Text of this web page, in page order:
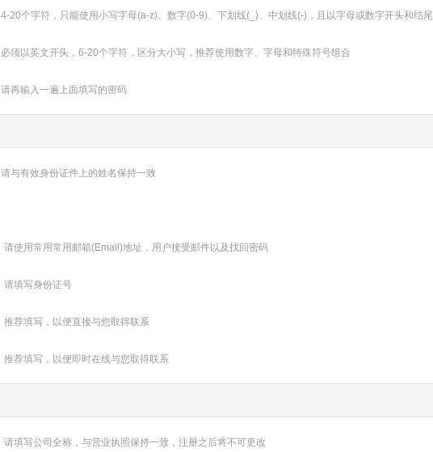
4-20个字符，只能使用小写字母(a-z)、数字(0-9)、下划线(_)、中划线(-)，且以字母或数字开头和结尾
必须以英文开头，6-20个字符，区分大小写，推荐使用数字、字母和特殊符号组合
请再输入一遍上面填写的密码
请与有效身份证件上的姓名保持一致
请使用常用常用邮箱(Email)地址，用户接受邮件以及找回密码
请填写身份证号
推荐填写，以便直接与您取得联系
推荐填写，以便即时在线与您取得联系
请填写公司全称，与营业执照保持一致，注册之后将不可更改